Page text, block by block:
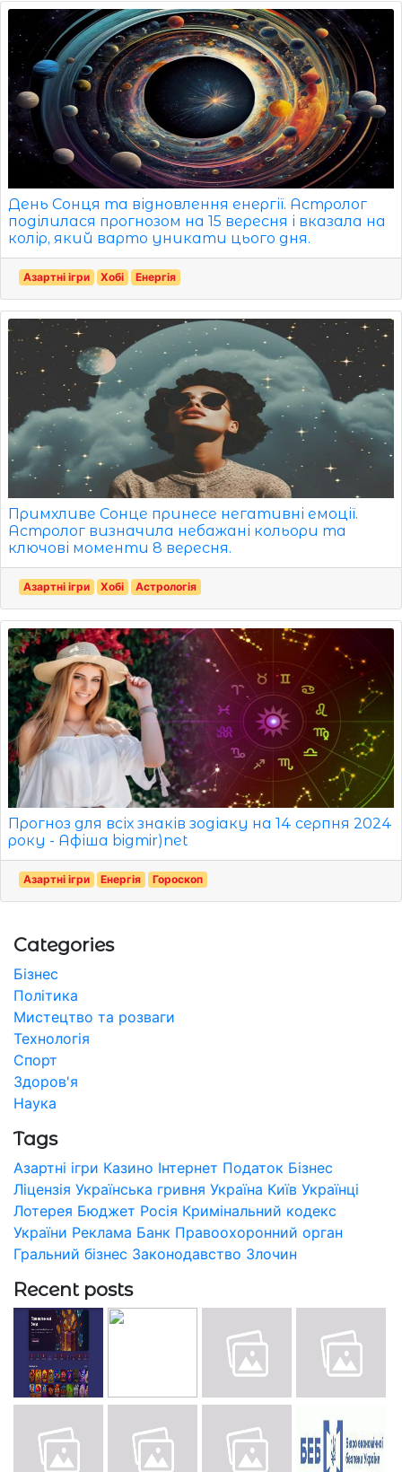
День Сонця та відновлення енергії. Астролог
поділилася прогнозом на 15 вересня і вказала на
колір, який варто уникати цього дня.
Азартні ігри Хобі Енергія
Примхливе Сонце принесе негативні емоції.
Астролог визначила небажані кольори та
ключові моменти 8 вересня.
Азартні ігри Хобі Астрологія
Прогноз для всіх знаків зодіаку на 14 серпня 2024
року - Афіша bigmir)net
Азартні ігри Енергія Гороскоп
Categories
Бізнес
Політика
Мистецтво та розваги
Технологія
Спорт
Здоров'я
Наука
Tags
Азартні ігри Казино Інтернет Податок Бізнес
Ліцензія Українська гривня Україна Київ Українці
Лотерея Бюджет Росія Кримінальний кодекс
України Реклама Банк Правоохоронний орган
Гральний бізнес Законодавство Злочин
Recent posts